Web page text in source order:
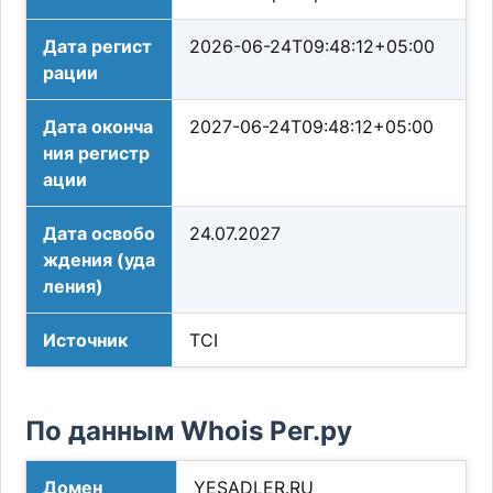
Дата регист
рации
2026-06-24T09:48:12+05:00
Дата оконча
ния регистр
ации
2027-06-24T09:48:12+05:00
Дата освобо
ждения (уда
ления)
24.07.2027
Источник TCI
По данным Whois Рег.ру
Домен YESADLER.RU